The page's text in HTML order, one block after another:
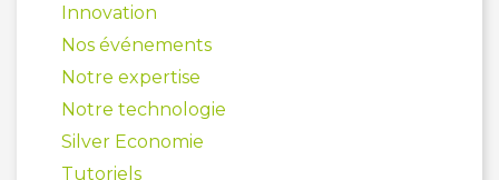
Innovation
Nos événements
Notre expertise
Notre technologie
Silver Economie
Tutoriels